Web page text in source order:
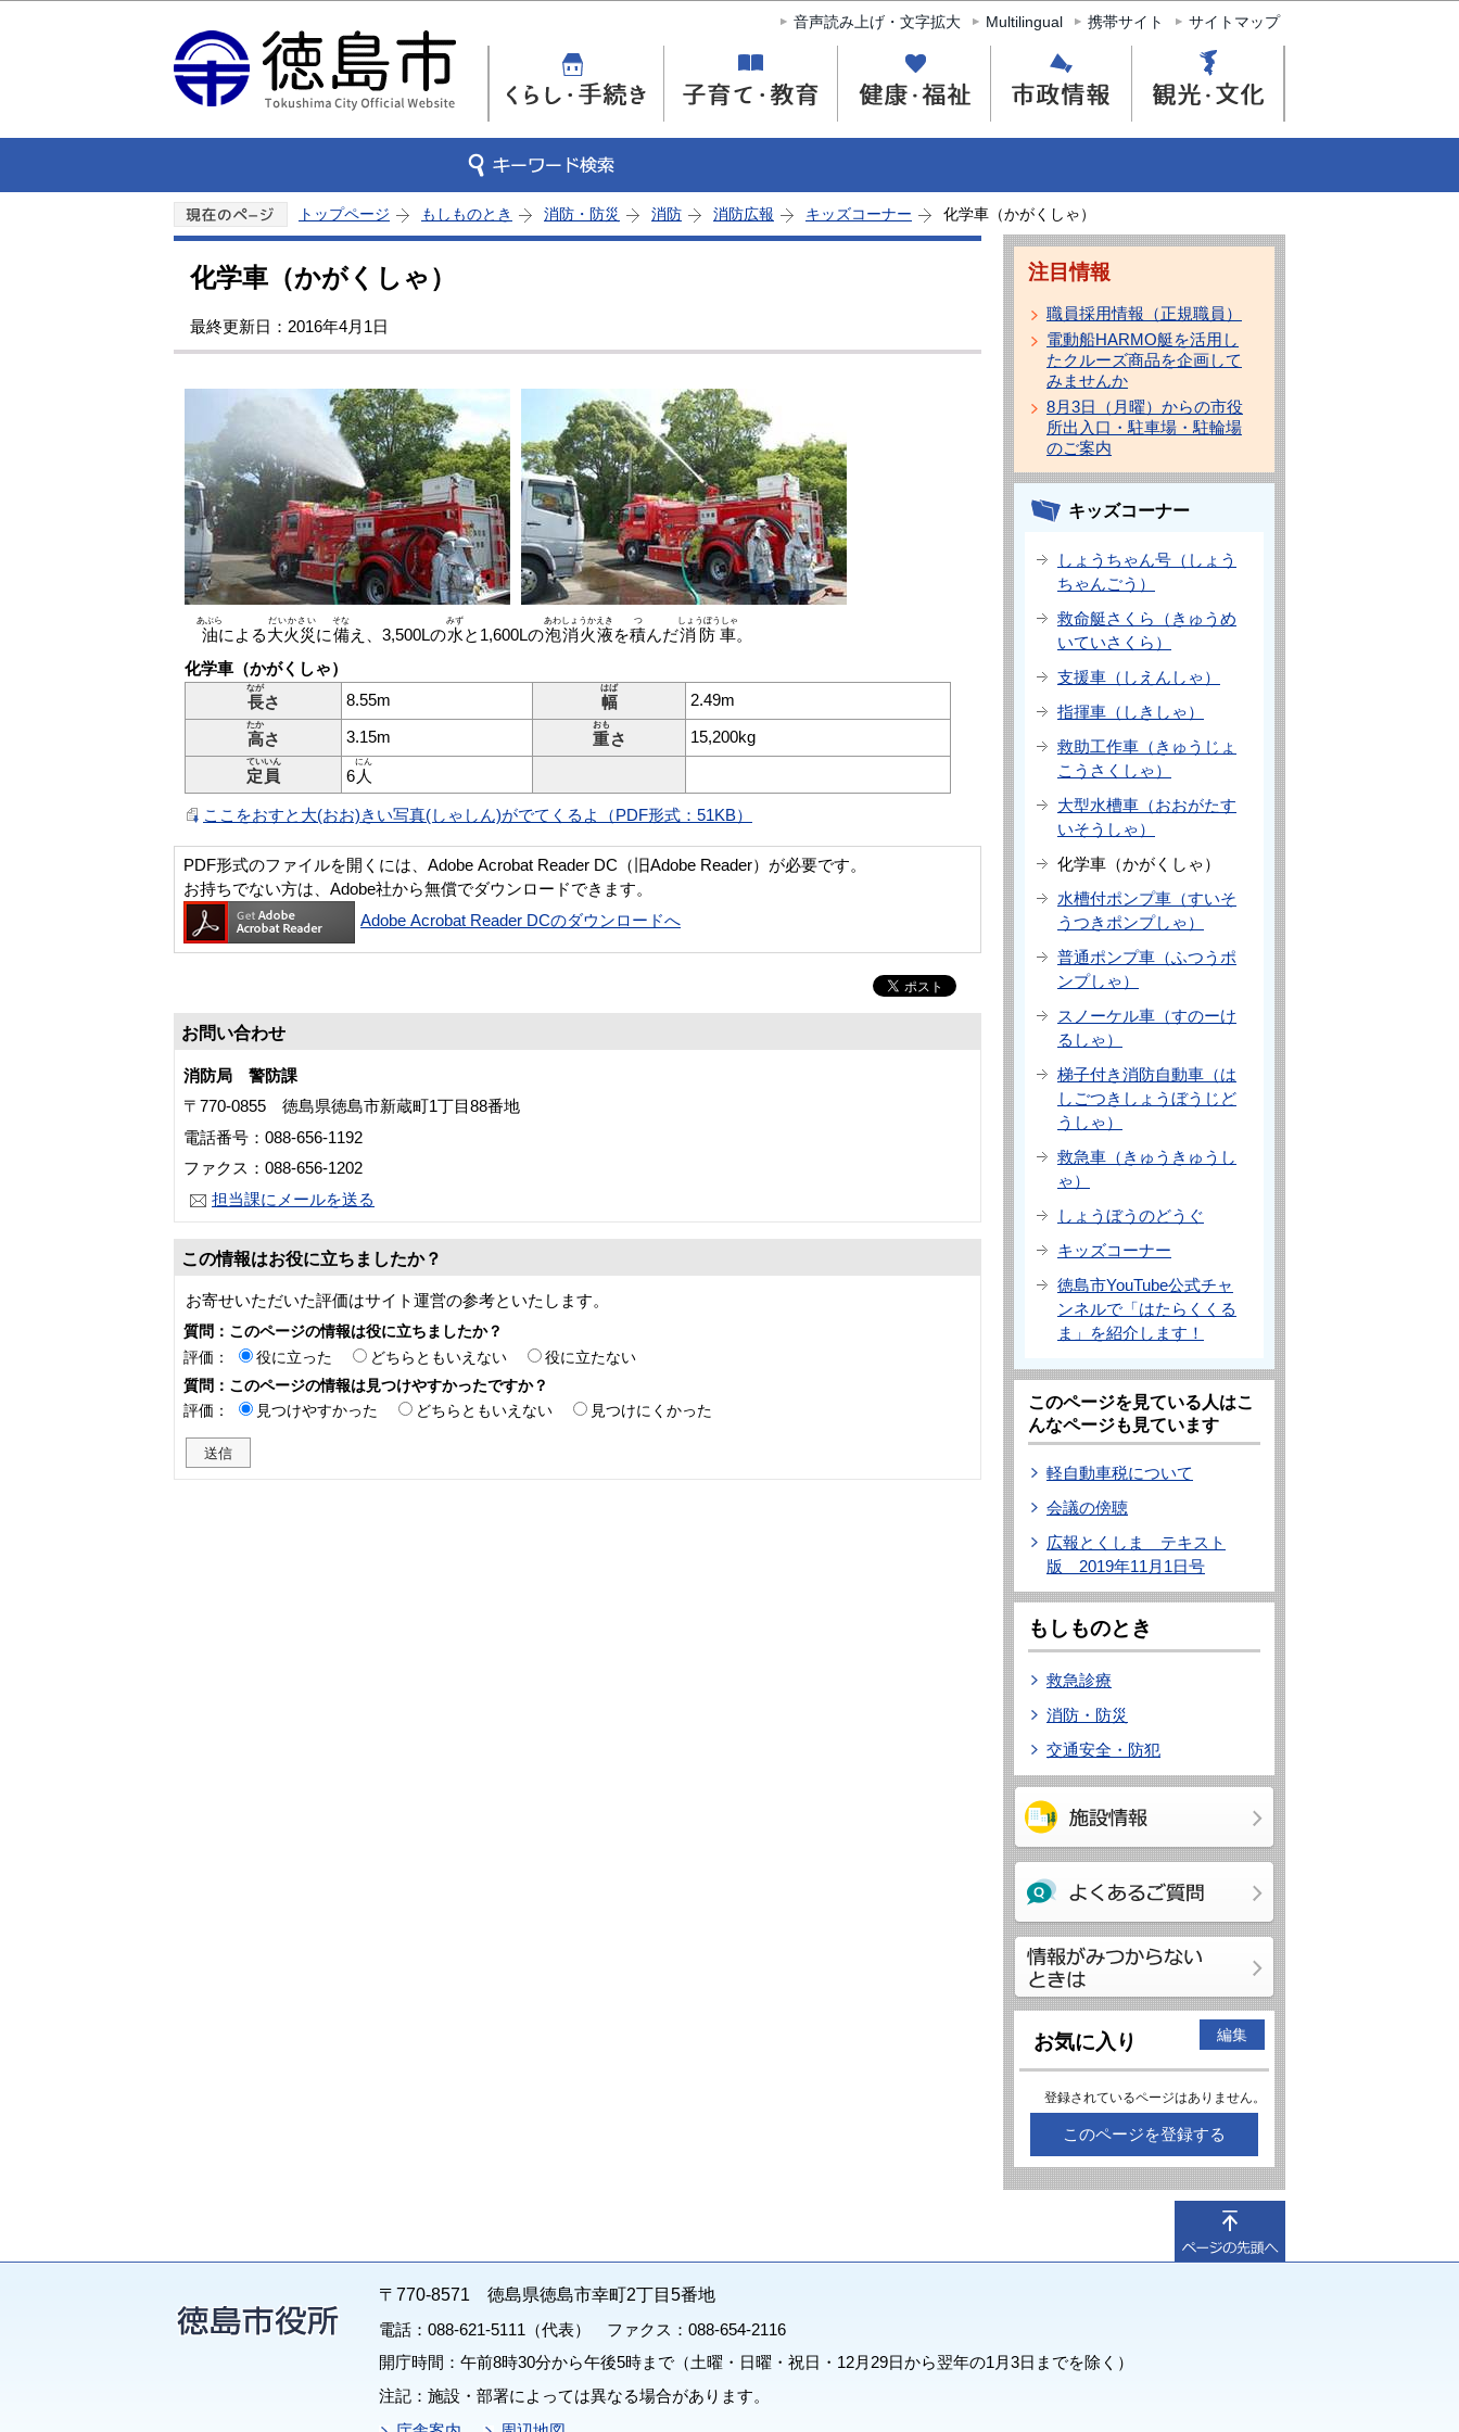
このページの本文へ移動
音声読み上げ・文字拡大 Multilingual 携帯サイト サイトマップ
トップページ もしものとき 消防・防災 消防 消防広報 キッズコーナー 化学車（かがくしゃ）
化学車（かがくしゃ）
最終更新日：2016年4月1日
油
あぶら
による大火災
だいかさい
に備
そな
え、3,500Lの水
みず
と1,600Lの泡消火液
あわしょうかえき
を積
つ
んだ消防車
しょうぼうしゃ
。
化学車（かがくしゃ）
長
なが
さ 8.55m 幅
はば
2.49m
高
たか
さ 3.15m 重
おも
さ 15,200kg
定員
ていいん
6 人
にん
ここをおすと大(おお)きい写真(しゃしん)がでてくるよ（PDF形式：51KB）
PDF形式のファイルを開くには、Adobe Acrobat Reader DC（旧Adobe Reader）が必要です。
お持ちでない方は、Adobe社から無償でダウンロードできます。
Adobe Acrobat Reader DCのダウンロードへ
お問い合わせ
消防局 警防課
〒770-0855 徳島県徳島市新蔵町1丁目88番地
電話番号：088-656-1192
ファクス：088-656-1202
担当課にメールを送る
この情報はお役に立ちましたか？
お寄せいただいた評価はサイト運営の参考といたします。
質問：このページの情報は役に立ちましたか？
評価：
役に立った どちらともいえない
役に立たない
質問：このページの情報は見つけやすかったですか？
評価：
見つけやすかった どちらともいえない 見つけにくかった
注目情報
職員採用情報（正規職員）
電動船HARMO艇を活用し
たクルーズ商品を企画して
みませんか
8月3日（月曜）からの市役
所出入口・駐車場・駐輪場
のご案内
キッズコーナー
しょうちゃん号（しょう
ちゃんごう）
救命艇さくら（きゅうめ
いていさくら）
支援車（しえんしゃ）
指揮車（しきしゃ）
救助工作車（きゅうじょ
こうさくしゃ）
大型水槽車（おおがたす
いそうしゃ）
化学車（かがくしゃ）
水槽付ポンプ車（すいそ
うつきポンプしゃ）
普通ポンプ車（ふつうポ
ンプしゃ）
スノーケル車（すのーけ
るしゃ）
梯子付き消防自動車（は
しごつきしょうぼうじど
うしゃ）
救急車（きゅうきゅうし
ゃ）
しょうぼうのどうぐ
キッズコーナー
徳島市YouTube公式チャ
ンネルで「はたらくくる
ま」を紹介します！
このページを見ている人はこ
んなページも見ています
軽自動車税について
会議の傍聴
広報とくしま テキスト
版 2019年11月1日号
もしものとき
救急診療
消防・防災
交通安全・防犯
お気に入り 編集
登録されているページはありません。
このページを登録する
〒770-8571 徳島県徳島市幸町2丁目5番地
電話：088-621-5111（代表） ファクス：088-654-2116
開庁時間：午前8時30分から午後5時まで（土曜・日曜・祝日・12月29日から翌年の1月3日までを除く）
注記：施設・部署によっては異なる場合があります。